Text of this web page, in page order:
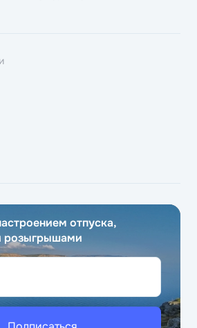
отпуска,
розыгрышами